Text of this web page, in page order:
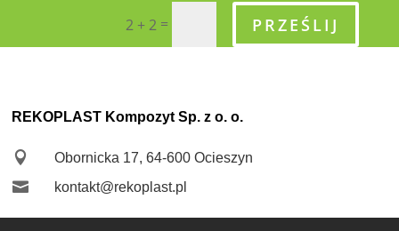
2 + 2 = PRZEŚLIJ
REKOPLAST Kompozyt Sp. z o. o.
 Obornicka 17, 64-600 Ocieszyn
 kontakt@rekoplast.pl